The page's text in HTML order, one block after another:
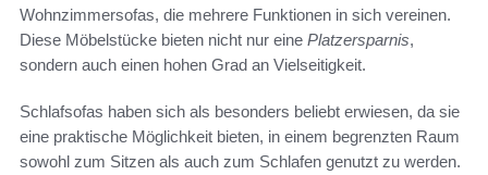
Wohnzimmersofas, die mehrere Funktionen in sich vereinen.
Diese Möbelstücke bieten nicht nur eine Platzersparnis,
sondern auch einen hohen Grad an Vielseitigkeit.
Schlafsofas haben sich als besonders beliebt erwiesen, da sie
eine praktische Möglichkeit bieten, in einem begrenzten Raum
sowohl zum Sitzen als auch zum Schlafen genutzt zu werden.